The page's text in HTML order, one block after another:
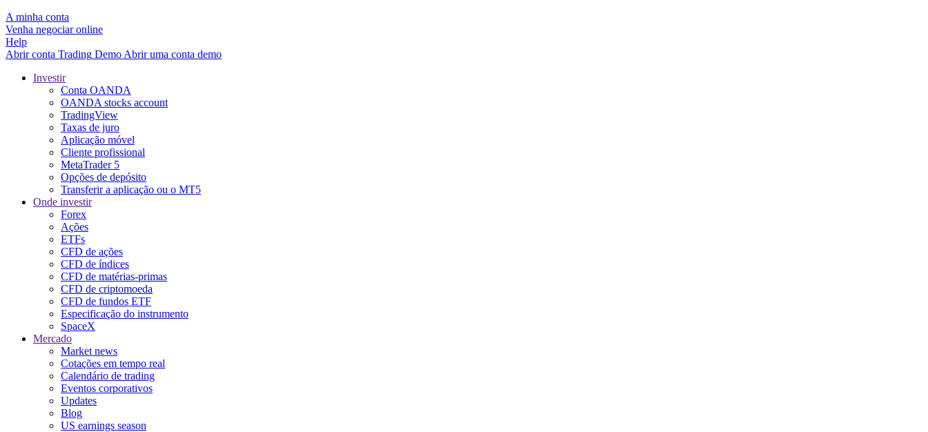
A minha conta
Venha negociar online
Help
Abrir conta Trading Demo Abrir uma conta demo
Investir
Conta OANDA
OANDA stocks account
TradingView
Taxas de juro
Aplicação móvel
Cliente profissional
MetaTrader 5
Opções de depósito
Transferir a aplicação ou o MT5
Onde investir
Forex
Ações
ETFs
CFD de ações
CFD de índices
CFD de matérias-primas
CFD de criptomoeda
CFD de fundos ETF
Especificação do instrumento
SpaceX
Mercado
Market news
Cotações em tempo real
Calendário de trading
Eventos corporativos
Updates
Blog
US earnings season